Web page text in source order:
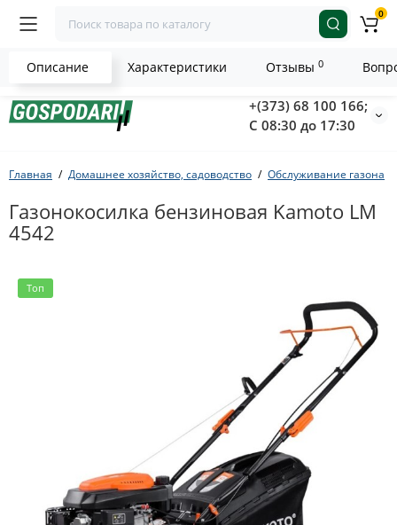
+(373) 68 100 166;
С 08:30 до 17:30
0
Главная Домашнее хозяйство, садоводство Обслуживание газона
Газонокосилка бензиновая Kamoto LM
4542
Топ
Описание Характеристики Отзывы 0